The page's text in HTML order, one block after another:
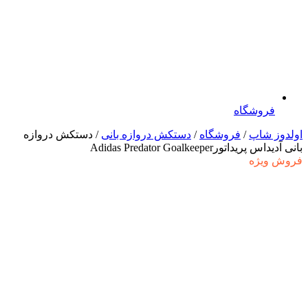
فروشگاه
اولدوز شاپ / فروشگاه / دستکش دروازه بانی / دستکش دروازه
بانی آدیداس پریداتورAdidas Predator Goalkeeper
فروش ویژه